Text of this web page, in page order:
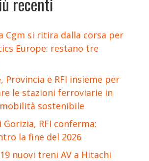
Cgm si ritira dalla corsa per
Europe: restano tre
Provincia e RFI insieme per
le stazioni ferroviarie in
sostenibile
RFI conferma:
la fine del 2026
nuovi treni AV a Hitachi